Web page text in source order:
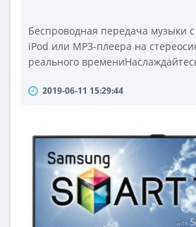
Беспроводная передача музыки
iPod или МР3-плеера на
реального
имеющуюся стереосистему.
сети питания и затем
МР3-плеер в качестве пульта
управлен..
2019-06-11 15:29:44